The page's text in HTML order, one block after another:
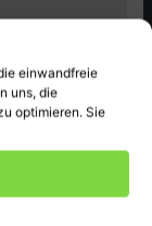
einwandfreie
uns, die
optimieren. Sie
M-A,Z